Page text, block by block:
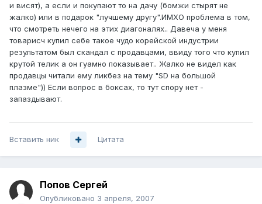
и висят), а если и покупают то на дачу (бомжи стырят не
жалко) или в подарок "лучшему другу".ИМХО проблема в том,
что смотреть нечего на этих диагоналях.. Давеча у меня
товарисч купил себе такое чудо корейской индустрии
результатом был скандал с продавцами, ввиду того что купил
крутой телик а он гуамно показывает.. Жалко не видел как
продавцы читали ему ликбез на тему "SD на большой
плазме")) Если вопрос в боксах, то тут спору нет -
запаздывают.
Вставить ник Цитата
Попов Сергей
Опубликовано 3 апреля, 2007